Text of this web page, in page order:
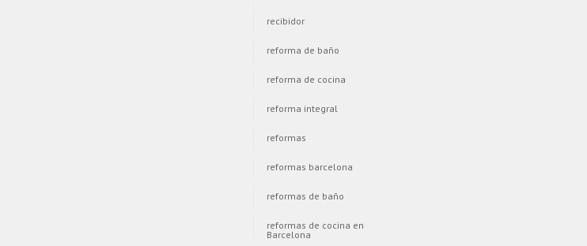
recibidor
reforma de baño
reforma de cocina
reforma integral
reformas
reformas barcelona
reformas de baño
reformas de cocina en
Barcelona